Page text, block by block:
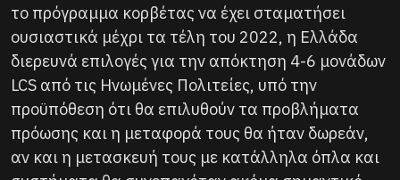
το πρόγραμμα κορβέτας να έχει σταματήσει
ουσιαστικά μέχρι τα τέλη του 2022, η Ελλάδα
διερευνά επιλογές για την απόκτηση 4-6 μονάδων
LCS από τις Ηνωμένες Πολιτείες, υπό την
προϋπόθεση ότι θα επιλυθούν τα προβλήματα
πρόωσης και η μεταφορά τους θα ήταν δωρεάν,
αν και η μετασκευή τους με κατάλληλα όπλα και